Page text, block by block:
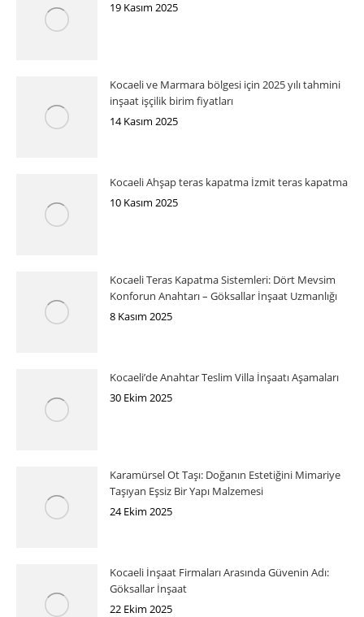
19 Kasım 2025
Kocaeli ve Marmara bölgesi için 2025 yılı tahmini
inşaat işçilik birim fiyatları
14 Kasım 2025
Kocaeli Ahşap teras kapatma İzmit teras kapatma
10 Kasım 2025
Kocaeli Teras Kapatma Sistemleri: Dört Mevsim
Konforun Anahtarı – Göksallar İnşaat Uzmanlığı
8 Kasım 2025
Kocaeli’de Anahtar Teslim Villa İnşaatı Aşamaları
30 Ekim 2025
Karamürsel Ot Taşı: Doğanın Estetiğini Mimariye
Taşıyan Eşsiz Bir Yapı Malzemesi
24 Ekim 2025
Kocaeli İnşaat Firmaları Arasında Güvenin Adı:
Göksallar İnşaat
22 Ekim 2025